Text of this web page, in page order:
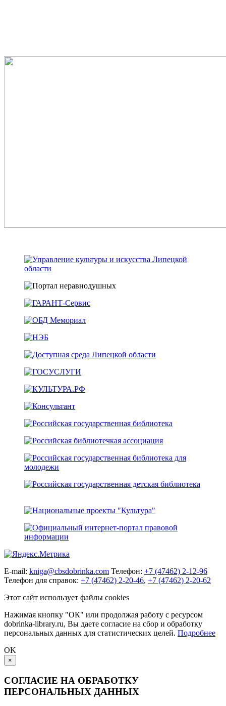
E-mail: kniga@cbsdobrinka.com Телефон: +7 (47462) 2-12-96
Телефон для справок: +7 (47462) 2-20-46, +7 (47462) 2-20-62
Этот сайт использует файлы cookies
Нажимая кнопку "ОК" или продолжая работу с ресурсом
dobrinka-library.ru, Вы даете согласие на сбор и обработку
персональных данных для статистических целей. Подробнее
OK
×
СОГЛАСИЕ НА ОБРАБОТКУ
ПЕРСОНАЛЬНЫХ ДАННЫХ